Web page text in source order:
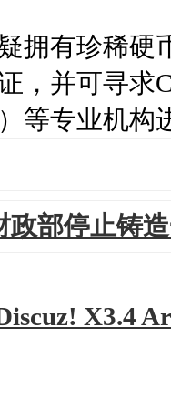
拥有珍稀硬
，并可寻求
等专业机
政部停止铸
X3.4